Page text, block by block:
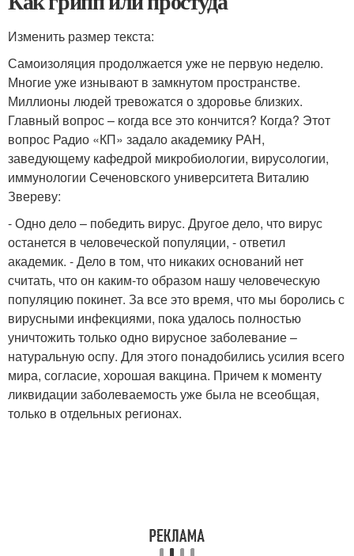
Изменить размер текста:
Самоизоляция продолжается уже не первую неделю.
Многие уже изнывают в замкнутом пространстве.
Миллионы людей тревожатся о здоровье близких.
Главный вопрос – когда все это кончится? Когда? Этот
вопрос Радио «КП» задало академику РАН,
заведующему кафедрой микробиологии, вирусологии,
иммунологии Сеченовского университета Виталию
Звереву:
- Одно дело – победить вирус. Другое дело, что вирус
останется в человеческой популяции, - ответил
академик. - Дело в том, что никаких оснований нет
считать, что он каким-то образом нашу человеческую
популяцию покинет. За все это время, что мы боролись с
вирусными инфекциями, пока удалось полностью
уничтожить только одно вирусное заболевание –
натуральную оспу. Для этого понадобились усилия всего
мира, согласие, хорошая вакцина. Причем к моменту
ликвидации заболеваемость уже была не всеобщая,
только в отдельных регионах.